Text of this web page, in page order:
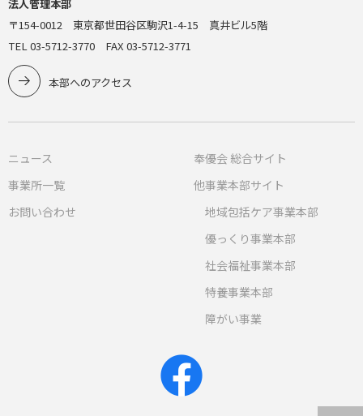
法人管理本部
〒154-0012 東京都世田谷区駒沢1-4-15 真井ビル5階
TEL 03-5712-3770 FAX 03-5712-3771
本部へのアクセス
ニュース
事業所一覧
お問い合わせ
奉優会 総合サイト
他事業本部サイト
地域包括ケア事業本部
優っくり事業本部
社会福祉事業本部
特養事業本部
障がい事業